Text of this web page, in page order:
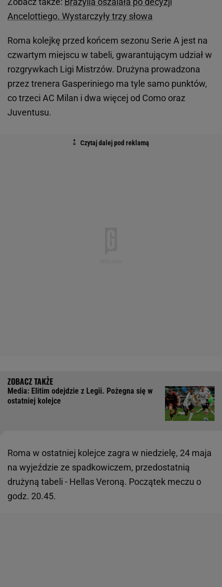
Ancelottiego. Wystarczyły trzy słowa
Roma kolejkę przed końcem sezonu Serie A jest na
czwartym miejscu w tabeli, gwarantującym udział w
rozgrywkach Ligi Mistrzów. Drużyna prowadzona
przez trenera Gasperiniego ma tyle samo punktów,
co trzeci AC Milan i dwa więcej od Como oraz
Juventusu.
Media: Elitim odejdzie z Legii. Pożegna się w
ostatniej kolejce
Roma w ostatniej kolejce zagra w niedzielę, 24 maja
na wyjeździe ze spadkowiczem, przedostatnią
drużyną tabeli - Hellas Veroną. Początek meczu o
godz. 20.45.